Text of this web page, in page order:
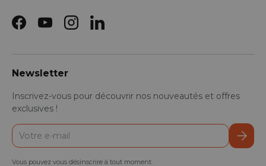
Facebook
YouTubeInstagramLinkedIn
Newsletter
Inscrivez-vous pour découvrir nos nouveautés et offres
exclusives !
E-mail
Vous pouvez vous désinscrire à tout moment.